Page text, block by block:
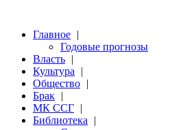
Главное |
Годовые прогнозы
Власть |
Культура
|
Общество |
Брак |
МК ССГ |
Библиотека
|